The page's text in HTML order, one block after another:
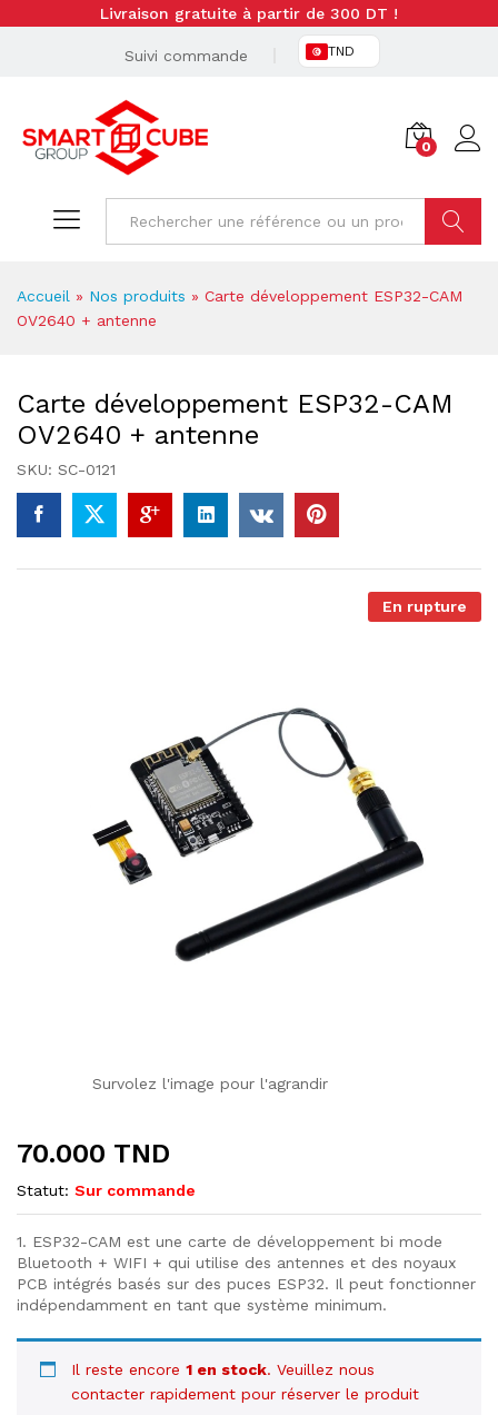
Livraison gratuite à partir de 300 DT !
Suivi commande TND
0
Accueil » Nos produits » Carte développement ESP32-CAM
OV2640 + antenne
Carte développement ESP32-CAM
OV2640 + antenne
SKU: SC-0121
En rupture
Survolez l'image pour l'agrandir
70.000 TND
Statut: Sur commande
1. ESP32-CAM est une carte de développement bi mode
Bluetooth + WIFI + qui utilise des antennes et des noyaux
PCB intégrés basés sur des puces ESP32. Il peut fonctionner
indépendamment en tant que système minimum.
Il reste encore 1 en stock. Veuillez nous
contacter rapidement pour réserver le produit